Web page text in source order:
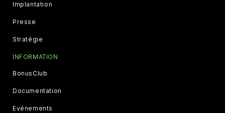
Implantation
Presse
Stratégie
INFORMATION
BonusClub
Documentation
Evénements